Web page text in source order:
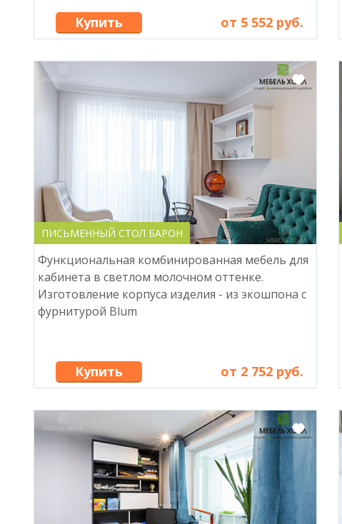
Купить от 5 552 руб.
ПИСЬМЕННЫЙ СТОЛ БАРОН
Функциональная комбинированная мебель для
кабинета в светлом молочном оттенке.
Изготовление корпуса изделия - из экошпона с
фурнитурой Blum
Купить от 2 752 руб.